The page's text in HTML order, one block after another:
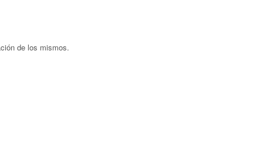
de los mismos.